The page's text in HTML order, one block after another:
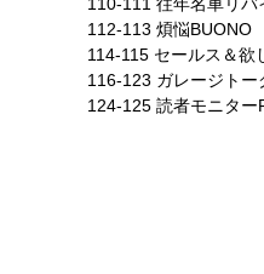
112-113 煩悩BUONO
114-115 セールス＆欲
116-123 ガレージトー
124-125 読者モニター